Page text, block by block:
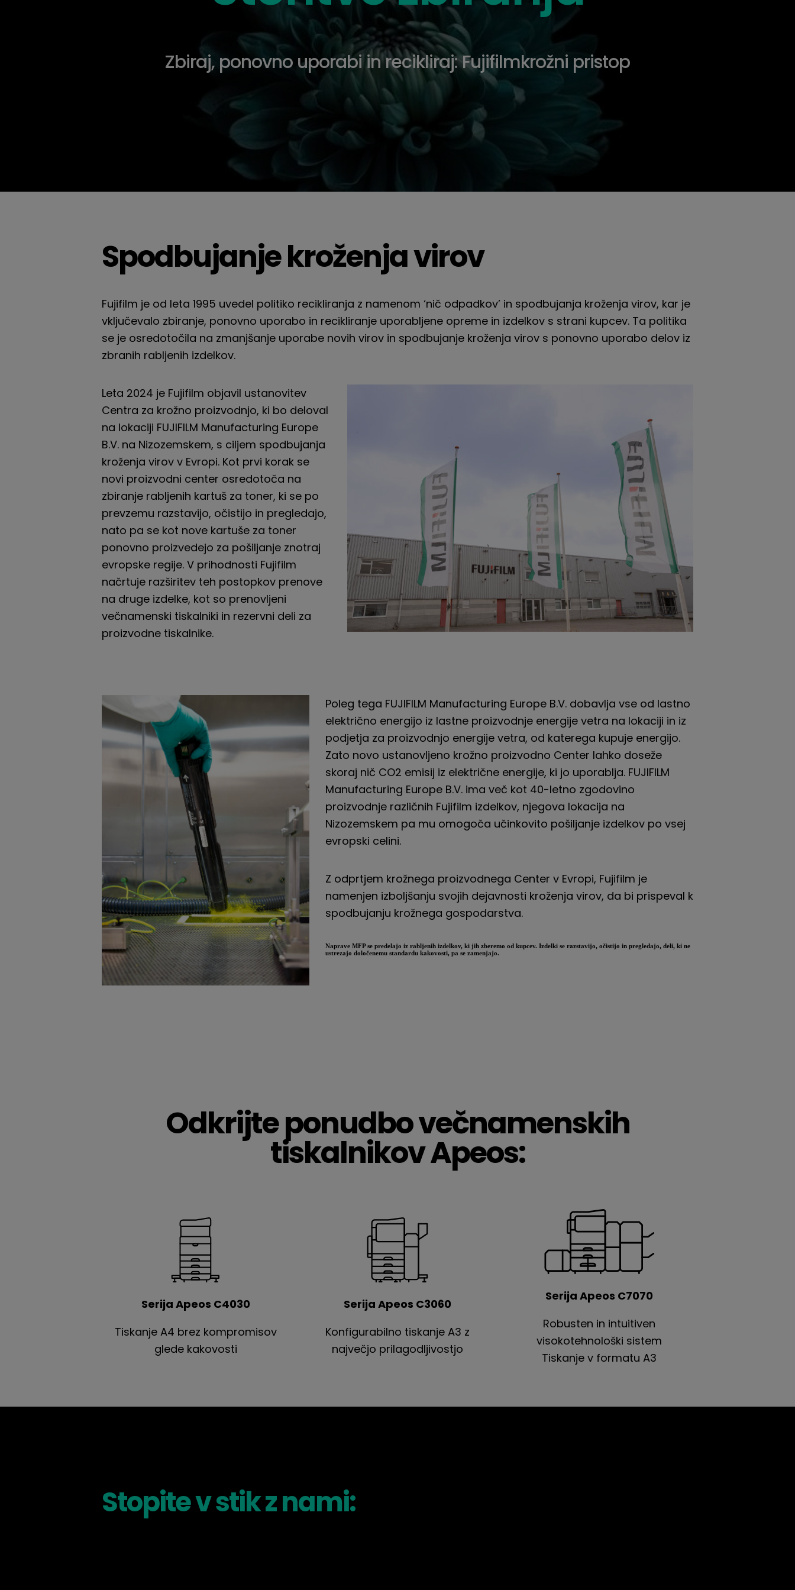
Zbiraj, ponovno uporabi in recikliraj: Fujifilmkrožni pristop
Spodbujanje kroženja virov
Fujifilm je od leta 1995 uvedel politiko recikliranja z namenom ‘nič odpadkov’ in spodbujanja kroženja virov, kar je
vključevalo zbiranje, ponovno uporabo in recikliranje uporabljene opreme in izdelkov s strani kupcev. Ta politika
se je osredotočila na zmanjšanje uporabe novih virov in spodbujanje kroženja virov s ponovno uporabo delov iz
zbranih rabljenih izdelkov.
Leta 2024 je Fujifilm objavil ustanovitev
Centra za krožno proizvodnjo, ki bo deloval
na lokaciji FUJIFILM Manufacturing Europe
B.V. na Nizozemskem, s ciljem spodbujanja
kroženja virov v Evropi. Kot prvi korak se
novi proizvodni center osredotoča na
zbiranje rabljenih kartuš za toner, ki se po
prevzemu razstavijo, očistijo in pregledajo,
nato pa se kot nove kartuše za toner
ponovno proizvedejo za pošiljanje znotraj
evropske regije. V prihodnosti Fujifilm
načrtuje razširitev teh postopkov prenove
na druge izdelke, kot so prenovljeni
večnamenski tiskalniki in rezervni deli za
proizvodne tiskalnike.
Poleg tega FUJIFILM Manufacturing Europe B.V. dobavlja vse od lastno
električno energijo iz lastne proizvodnje energije vetra na lokaciji in iz
podjetja za proizvodnjo energije vetra, od katerega kupuje energijo.
Zato novo ustanovljeno krožno proizvodno Center lahko doseže
skoraj nič CO2 emisij iz električne energije, ki jo uporablja. FUJIFILM
Manufacturing Europe B.V. ima več kot 40-letno zgodovino
proizvodnje različnih Fujifilm izdelkov, njegova lokacija na
Nizozemskem pa mu omogoča učinkovito pošiljanje izdelkov po vsej
evropski celini.
Z odprtjem krožnega proizvodnega Center v Evropi, Fujifilm je
namenjen izboljšanju svojih dejavnosti kroženja virov, da bi prispeval k
spodbujanju krožnega gospodarstva.
Naprave MFP se predelajo iz rabljenih izdelkov, ki jih zberemo od kupcev. Izdelki se razstavijo, očistijo in pregledajo, deli, ki ne
ustrezajo določenemu standardu kakovosti, pa se zamenjajo.
Odkrijte ponudbo večnamenskih
tiskalnikov Apeos:
Serija Apeos C4030
Tiskanje A4 brez kompromisov
glede kakovosti
Serija Apeos C3060
Konfigurabilno tiskanje A3 z
največjo prilagodljivostjo
Serija Apeos C7070
Robusten in intuitiven
visokotehnološki sistem
Tiskanje v formatu A3
Stopite v stik z nami: